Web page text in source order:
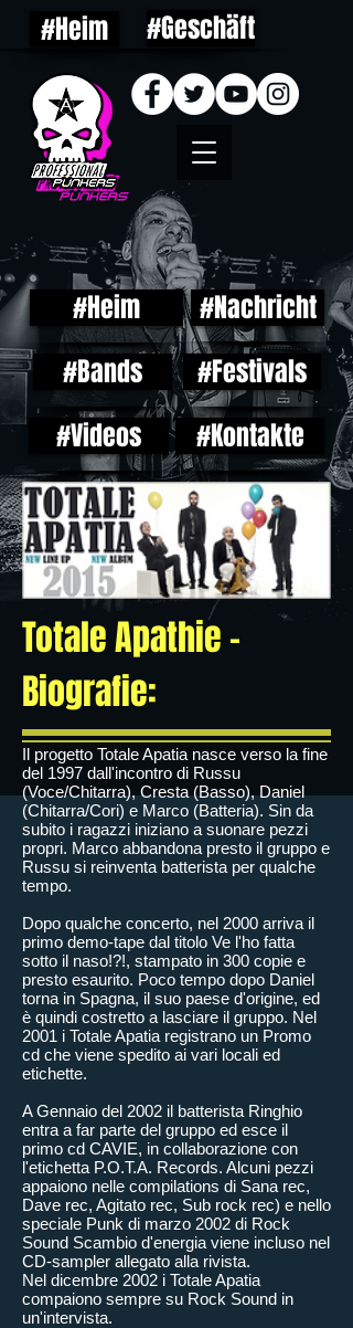
#Heim #Geschäft
#Heim
#Nachricht
#Bands
#Festivals
#Videos
#Kontakte
Totale Apathie –
Biografie:
Il progetto Totale Apatia nasce verso la fine
del 1997 dall'incontro di Russu
(Voce/Chitarra), Cresta (Basso), Daniel
(Chitarra/Cori) e Marco (Batteria). Sin da
subito i ragazzi iniziano a suonare pezzi
propri. Marco abbandona presto il gruppo e
Russu si reinventa batterista per qualche
tempo.
Dopo qualche concerto, nel 2000 arriva il
primo demo-tape dal titolo Ve l'ho fatta
sotto il naso!?!, stampato in 300 copie e
presto esaurito. Poco tempo dopo Daniel
torna in Spagna, il suo paese d'origine, ed
è quindi costretto a lasciare il gruppo. Nel
2001 i Totale Apatia registrano un Promo
cd che viene spedito ai vari locali ed
etichette.
A Gennaio del 2002 il batterista Ringhio
entra a far parte del gruppo ed esce il
primo cd CAVIE, in collaborazione con
l'etichetta P.O.T.A. Records. Alcuni pezzi
appaiono nelle compilations di Sana rec,
Dave rec, Agitato rec, Sub rock rec) e nello
speciale Punk di marzo 2002 di Rock
Sound Scambio d'energia viene incluso nel
CD-sampler allegato alla rivista.
Nel dicembre 2002 i Totale Apatia
compaiono sempre su Rock Sound in
un'intervista.